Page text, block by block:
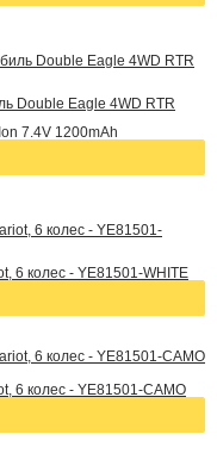
Double Eagle 4WD RTR
7.4V 1200mAh
6 колес - YE81501-WHITE
6 колес - YE81501-CAMO